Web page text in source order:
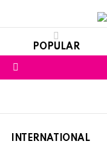
POPULAR
INTERNATIONAL